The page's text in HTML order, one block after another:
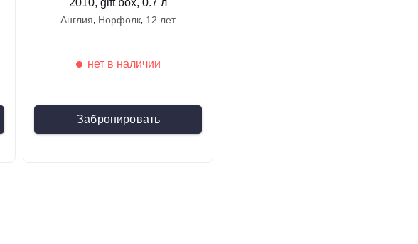
2010, gift box, 0.7 л
англия норфолк 12 лет
Забронировать
нет в наличии